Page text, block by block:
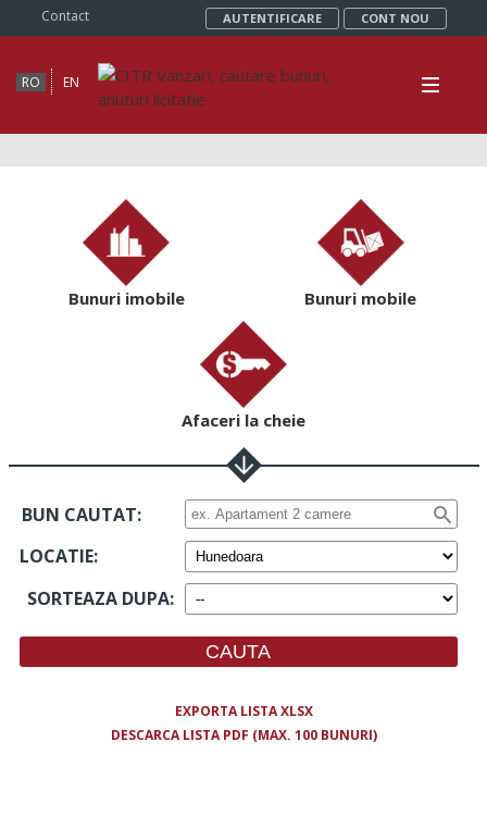
Contact AUTENTIFICARE CONT NOU
RO EN
Bunuri imobile Bunuri mobile
Afaceri la cheie
BUN CAUTAT:
LOCATIE:
SORTEAZA DUPA:
EXPORTA LISTA XLSX
DESCARCA LISTA PDF (MAX. 100 BUNURI)